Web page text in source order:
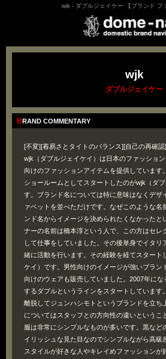
wjk - ダブルジェイケー 【ブランド ファ
wjk
ダブルジェイケー
BRAND COMMENTARY
[不変][着易さとタイトのバランス][自己の再確
wjk（ダブルジェイケイ）は日本のファッショ
向けのファッションアイテムを提供しています
ショールームとしてスタートしたのがwjk（ダ
す。ブランド名については特に意味はなくデザ
ァベットを並べただけです。なぜこのような名
ンド名からイメージを決められたくなかったと
ナーの名前は橋本淳という人で、この方はセレ
して仕事をしていました。その後単身でイタリ
緒に活動を行います。その経験を経てスタート
ケイ）です。男性向けのイメージが強いブラン
向けのウェアも販売していました。2007年に
するダブルというラインをスタートしています
離脱してジュンハシモトというブランドを立ち
についてはスタッフとの方向性の違いというこ
服は非常にシンプルなものが多いです。黒など
イリッシュな見た目なのでシンプルながら高級
スタイルが好きな人やキレイめファッションが